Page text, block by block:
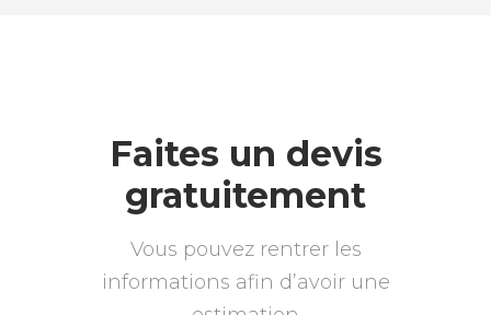
Faites un devis
gratuitement
Vous pouvez rentrer les
informations afin d’avoir une